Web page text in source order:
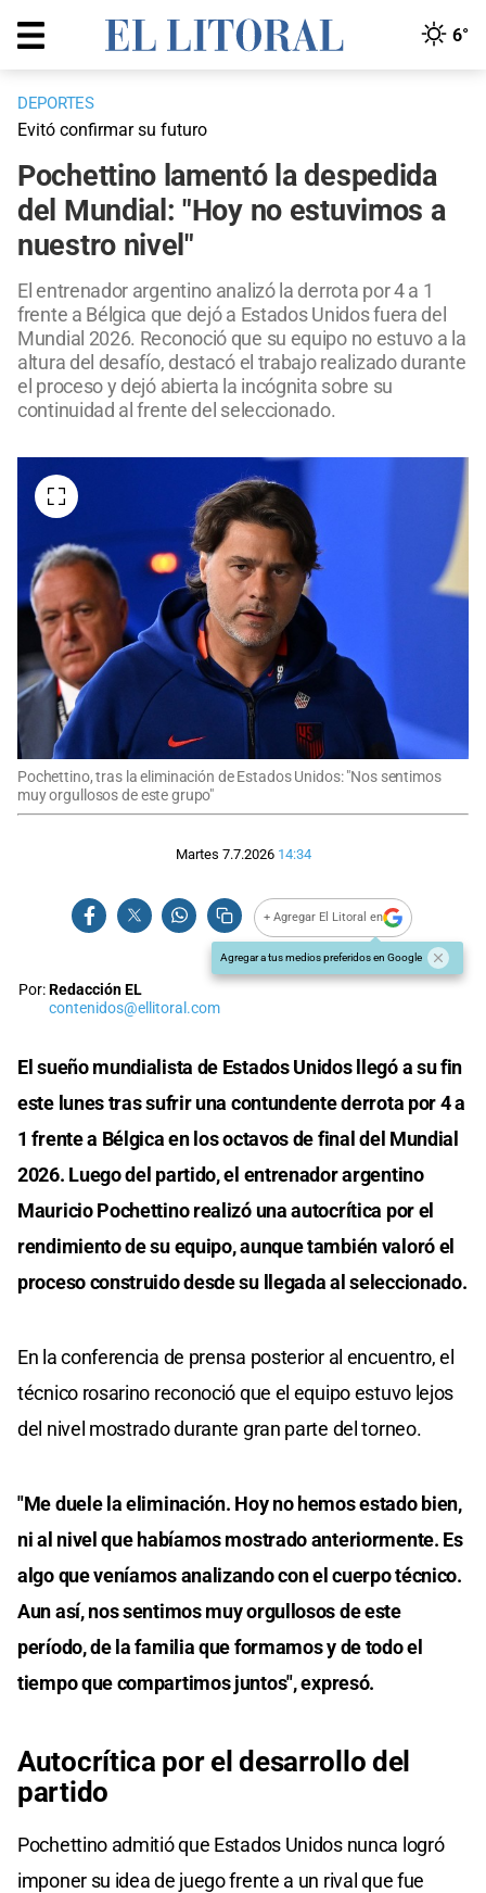
6°
DEPORTES
Evitó confirmar su futuro
Pochettino lamentó la despedida
del Mundial: "Hoy no estuvimos a
nuestro nivel"
El entrenador argentino analizó la derrota por 4 a 1
frente a Bélgica que dejó a Estados Unidos fuera del
Mundial 2026. Reconoció que su equipo no estuvo a la
altura del desafío, destacó el trabajo realizado durante
el proceso y dejó abierta la incógnita sobre su
continuidad al frente del seleccionado.
Pochettino, tras la eliminación de Estados Unidos: "Nos sentimos
muy orgullosos de este grupo"
Martes 7.7.2026 14:34
+ Agregar El Litoral en
Agregar a tus medios preferidos en Google
Por:Redacción EL
contenidos@ellitoral.com
El sueño mundialista de Estados Unidos llegó a su fin
este lunes tras sufrir una contundente derrota por 4 a
1 frente a Bélgica en los octavos de final del Mundial
2026. Luego del partido, el entrenador argentino
Mauricio Pochettino realizó una autocrítica por el
rendimiento de su equipo, aunque también valoró el
proceso construido desde su llegada al seleccionado.
En la conferencia de prensa posterior al encuentro, el
técnico rosarino reconoció que el equipo estuvo lejos
del nivel mostrado durante gran parte del torneo.
"Me duele la eliminación. Hoy no hemos estado bien,
ni al nivel que habíamos mostrado anteriormente. Es
algo que veníamos analizando con el cuerpo técnico.
Aun así, nos sentimos muy orgullosos de este
período, de la familia que formamos y de todo el
tiempo que compartimos juntos", expresó.
Autocrítica por el desarrollo del
partido
Pochettino admitió que Estados Unidos nunca logró
imponer su idea de juego frente a un rival que fue